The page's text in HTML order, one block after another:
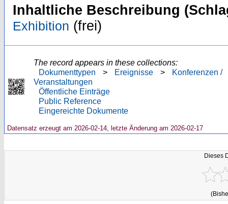
Inhaltliche Beschreibung
Exhibition (frei)
The record appears in these collections:
Dokumenttypen
> Ereignisse >
Konferenzen /
Veranstaltungen
Öffentliche Einträge
Public Reference
Eingereichte Dokumente
Datensatz erzeugt am 2026-02-14, letzte Änderung am 2026-02-17
Dieses